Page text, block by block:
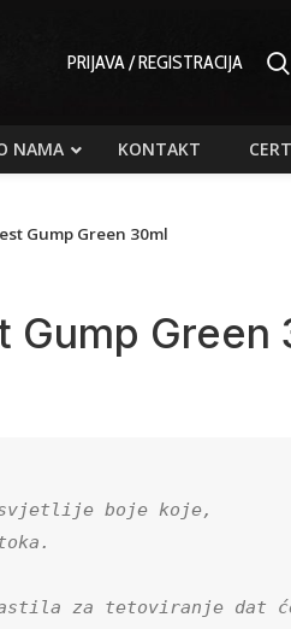
PRIJAVA / REGISTRACIJA
NAMA KONTAKT
Gump Green 30ml
Gump Green
svjetlije boje koje,
za tetoviranje dat